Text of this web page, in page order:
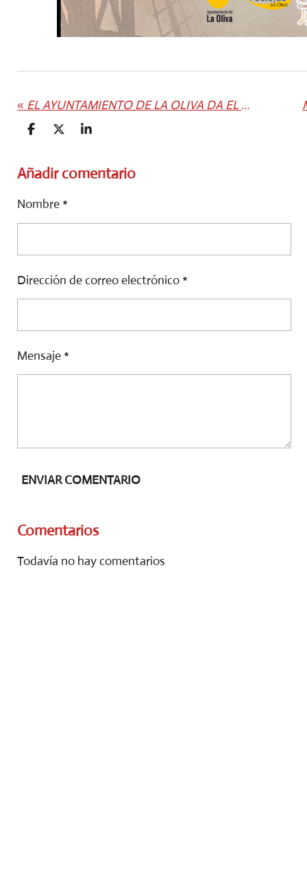
« EL AYUNTAMIENTO DE LA OLIVA DA EL PRIMER PASO PARA ESTUDIAR LA IMPLANTACIÓN DE UNA TASA TURÍSTICA QUE REFUERCE LOS SERVICIOS PÚBLICOS Y PROTEJA EL ENTORNO NATURAL
C
P
A
T
I
C
P
A
T
I
C
P
A
I
Añadir comentario
Nombre *
Dirección de correo electrónico *
Mensaje *
ENVIAR COMENTARIO
Comentarios
Todavía no hay comentarios